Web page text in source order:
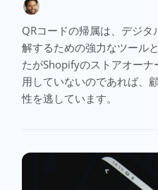
QRコードの帰属は、デジ
解するための強力なツール
たがShopifyのストアオー
用していないのであれば、
性を逃しています。